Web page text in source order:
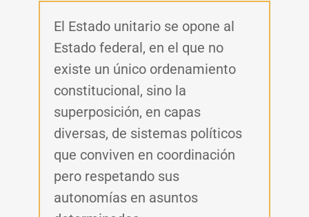
El Estado unitario se opone al
Estado federal, en el que no
existe un único ordenamiento
constitucional, sino la
superposición, en capas
diversas, de sistemas políticos
que conviven en coordinación
pero respetando sus
autonomías en asuntos